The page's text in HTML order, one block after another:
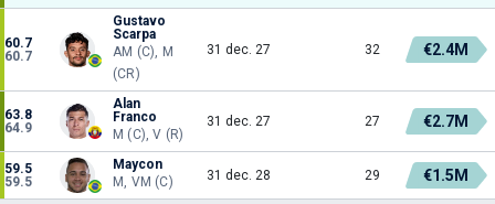
60.7
60.7
Gustavo
Scarpa
AM (C), M
(CR)
31 dec. 27 32 €2.4M
63.8
64.9
Alan
Franco
M (C), V (R)
31 dec. 27 27 €2.7M
59.5
59.5
Maycon
M, VM (C)
31 dec. 28 29 €1.5M